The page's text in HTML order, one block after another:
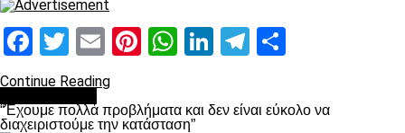
Facebook
Twitter
EmailPinterest
WhatsApp
LinkedIn
Telegram
Continue Reading
“Έχουμε πολλά προβλήματα και δεν είναι εύκολο να
διαχειριστούμε την κατάσταση”